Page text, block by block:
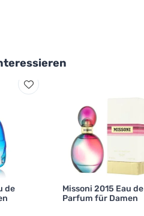
de
Missoni 2015 Eau de
Parfum für Damen